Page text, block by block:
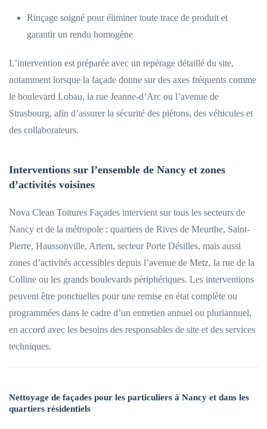
Rinçage soigné pour éliminer toute trace de produit et
garantir un rendu homogène
L’intervention est préparée avec un repérage détaillé du site,
notamment lorsque la façade donne sur des axes fréquents comme
le boulevard Lobau, la rue Jeanne-d’Arc ou l’avenue de
Strasbourg, afin d’assurer la sécurité des piétons, des véhicules et
des collaborateurs.
Interventions sur l’ensemble de Nancy et zones
d’activités voisines
Nova Clean Toitures Façades intervient sur tous les secteurs de
Nancy et de la métropole : quartiers de Rives de Meurthe, Saint-
Pierre, Haussonville, Artem, secteur Porte Désilles, mais aussi
zones d’activités accessibles depuis l’avenue de Metz, la rue de la
Colline ou les grands boulevards périphériques. Les interventions
peuvent être ponctuelles pour une remise en état complète ou
programmées dans le cadre d’un entretien annuel ou pluriannuel,
en accord avec les besoins des responsables de site et des services
techniques.
Nettoyage de façades pour les particuliers à Nancy et dans les
quartiers résidentiels